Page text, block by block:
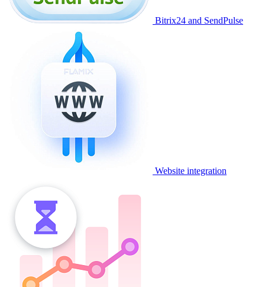
Bitrix24 and SendPulse
Website integration